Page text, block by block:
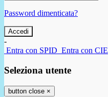
Password dimenticata?
-
Entra con SPID Entra con CIE
Seleziona utente
button close ×